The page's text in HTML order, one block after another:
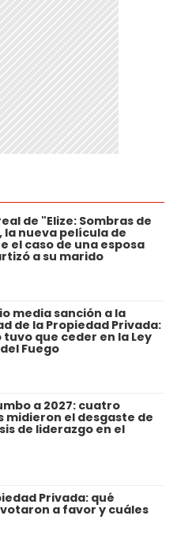
de "Elize: Sombras de
la nueva película de
el caso de una esposa
a su marido
media sanción a la
de la Propiedad Privada:
tuvo que ceder en la Ley
Fuego
a 2027: cuatro
midieron el desgaste de
de liderazgo en el
Privada: qué
a favor y cuáles